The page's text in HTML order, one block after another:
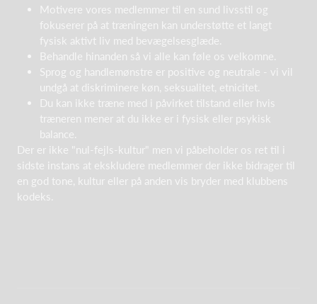
Motivere vores medlemmer til en sund livsstil og
fokuserer på at træningen kan understøtte et langt
fysisk aktivt liv med bevægelsesglæde.
Behandle hinanden så vi alle kan føle os velkomne.
Sprog og handlemønstre er positive og neutrale - vi vil
undgå at diskriminere køn, seksualitet, etnicitet.
Du kan ikke træne med i påvirket tilstand eller hvis
træneren mener at du ikke er i fysisk eller psykisk
balance.
Der er ikke "nul-fejls-kultur" men vi påbeholder os ret til i
sidste instans at ekskludere medlemmer der ikke bidrager til
en god tone, kultur eller på anden vis bryder med klubbens
kodeks.